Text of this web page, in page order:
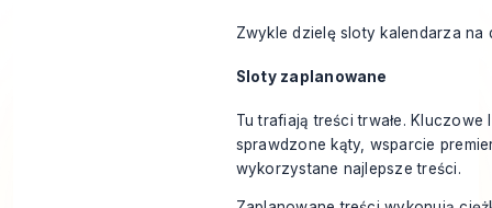
Zwykle dzielę sloty kalendarza na
Sloty zaplanowane
Tu trafiają treści trwałe.
sprawdzone kąty, wsparcie
wykorzystane najlepsze treści.